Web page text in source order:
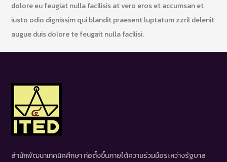
dolore eu feugiat nulla facilisis at vero eros et accumsan et
iusto odio dignissim qui blandit praesent luptatum zzril delenit
augue duis dolore te feugait nulla facilisi.
สำนักพัฒนาเทคนิคศึกษา ก่อตั้งขึ้นภายใต้ความร่วมมือระหว่างรัฐบาล